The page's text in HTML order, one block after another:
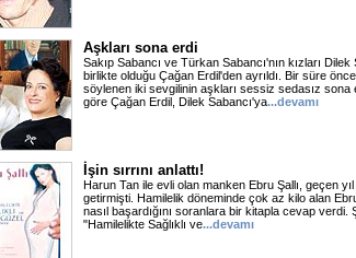
Aşkları sona erdi
Sakıp Sabancı ve Türkan Sabancı'nın kızları
birlikte olduğu Çağan Erdil'den ayrıldı. Bir süre
söylenen iki sevgilinin aşkları sessiz sedasız sona
göre Çağan Erdil, Dilek Sabancı'ya...devamı
İşin sırrını anlattı!
Harun Tan ile evli olan manken Ebru Şallı, geçen
getirmişti. Hamilelik döneminde çok az kilo alan
nasıl başardığını soranlara bir kitapla cevap verdi.
"Hamilelikte Sağlıklı ve...devamı